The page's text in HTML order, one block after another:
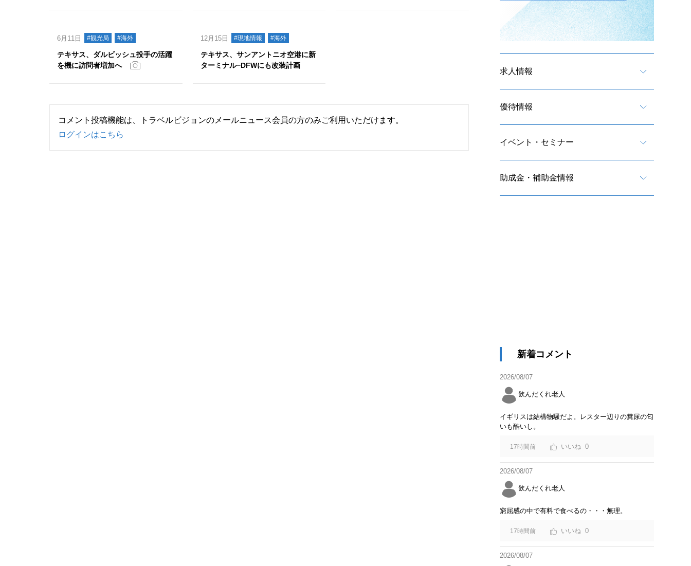
6月11日 #観光局 #海外
テキサス、ダルビッシュ投手の活躍
を機に訪問者増加へ
12月15日 #現地情報 #海外
テキサス、サンアントニオ空港に新
ターミナル−DFWにも改装計画
コメント投稿機能は、トラベルビジョンのメールニュース会員の方のみご利用いただけます。
ログインはこちら
求人情報
優待情報
イベント・セミナー
助成金・補助金情報
新着コメント
2026/08/07
飲んだくれ老人
イギリスは結構物騒だよ。レスター辺りの糞尿の匂
いも酷いし。
17時間前 0
2026/08/07
飲んだくれ老人
窮屈感の中で有料で食べるの・・・無理。
17時間前 0
2026/08/07